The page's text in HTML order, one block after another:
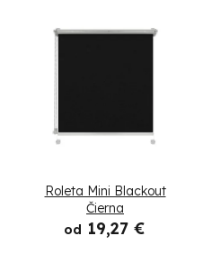
Roleta Mini Blackout
Čierna
od 19,27 €